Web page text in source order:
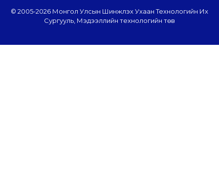
© 2005-2026 Монгол Улсын Шинжлэх Ухаан Технологийн Их
Сургууль, Мэдээллийн технологийн төв